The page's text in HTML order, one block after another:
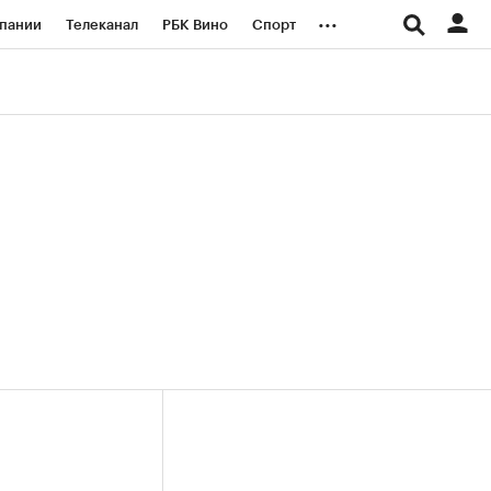
Телеканал РБК Вино Спорт ...